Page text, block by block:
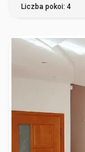
Liczba pokoi: 4
WARSZAWA